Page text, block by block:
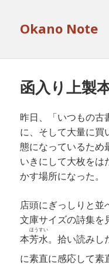
Okano Note
函入り上製
昨日、「いつもの古
に、そして大量に買
態になっているため
いきにして大枚をは
かす場所になった。
店頭にぎっしりと並
文庫サイズの詩集を
本芳水
ほうすい
。拾い読みし
に素直に感応して素